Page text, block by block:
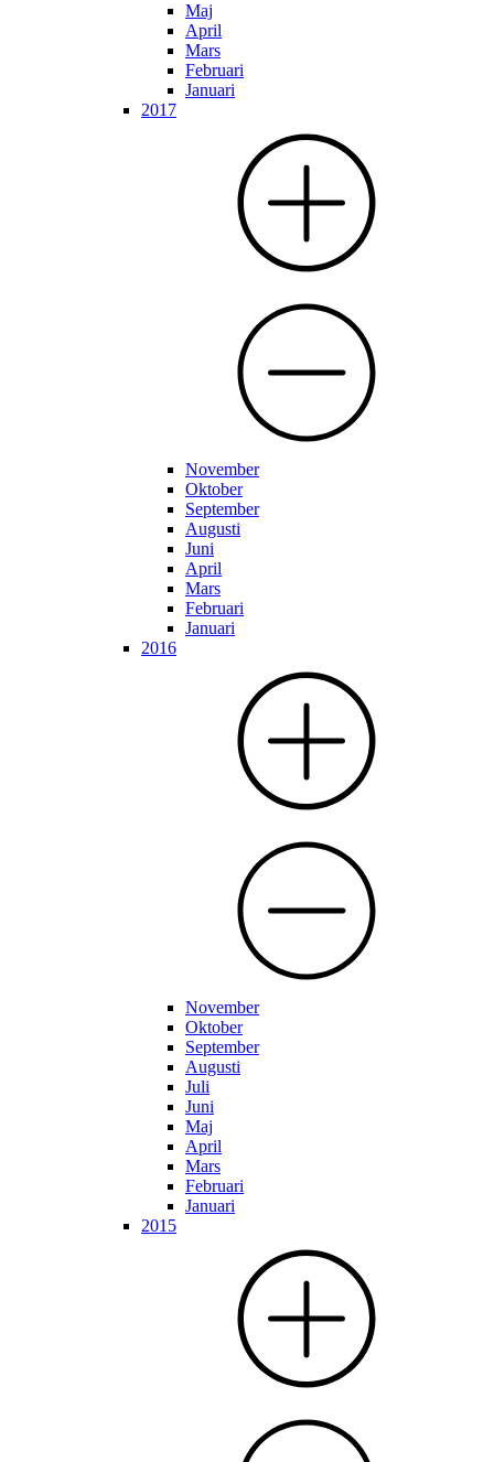
Maj
April
Mars
Februari
Januari
2017
November
Oktober
September
Augusti
Juni
April
Mars
Februari
Januari
2016
November
Oktober
September
Augusti
Juli
Juni
Maj
April
Mars
Februari
Januari
2015